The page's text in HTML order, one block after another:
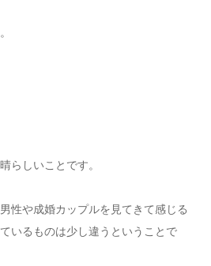
らしいことです。
性や成婚カップルを見てきて感じる
いるものは少し違うということで